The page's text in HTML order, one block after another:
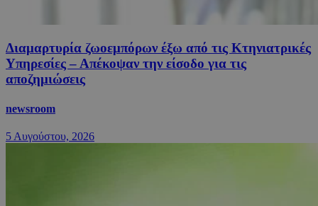
Διαμαρτυρία ζωοεμπόρων έξω από τις Κτηνιατρικές
Υπηρεσίες – Απέκοψαν την είσοδο για τις
αποζημιώσεις
newsroom
5 Αυγούστου, 2026